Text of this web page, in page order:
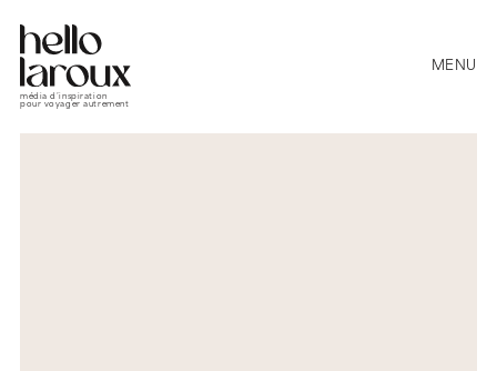
média d’inspiration
pour voyager autrement
MENU